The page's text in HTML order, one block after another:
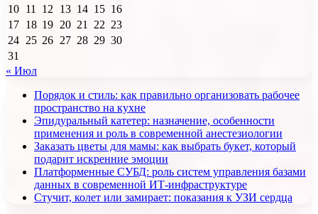
10 11 12 13 14 15 16
17 18 19 20 21 22 23
24 25 26 27 28 29 30
31
« Июл
Порядок и стиль: как правильно организовать рабочее
пространство на кухне
Эпидуральный катетер: назначение, особенности
применения и роль в современной анестезиологии
Заказать цветы для мамы: как выбрать букет, который
подарит искренние эмоции
Платформенные СУБД: роль систем управления базами
данных в современной ИТ-инфраструктуре
Стучит, колет или замирает: показания к УЗИ сердца